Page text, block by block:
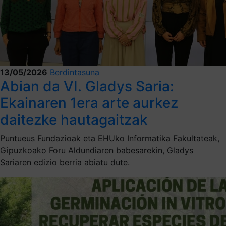
13/05/2026 Berdintasuna
Abian da VI. Gladys Saria:
Ekainaren 1era arte aurkez
daitezke hautagaitzak
Puntueus Fundazioak eta EHUko Informatika Fakultateak,
Gipuzkoako Foru Aldundiaren babesarekin, Gladys
Sariaren edizio berria abiatu dute.